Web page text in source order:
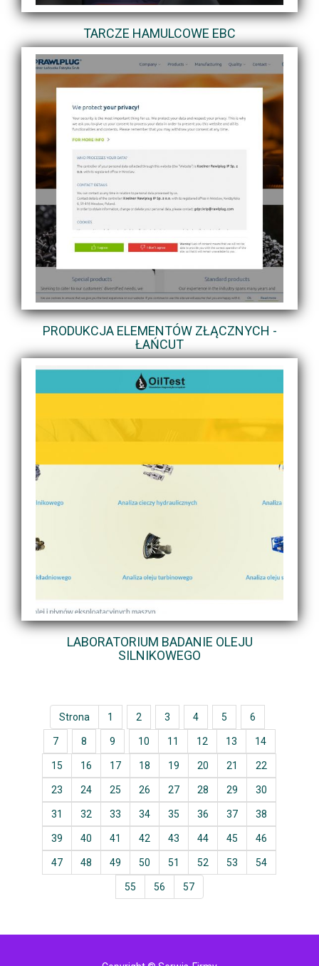
TARCZE HAMULCOWE EBC
PRODUKCJA ELEMENTÓW ZŁĄCZNYCH -
ŁAŃCUT
LABORATORIUM BADANIE OLEJU
SILNIKOWEGO
Strona 1 2 3 4 5 6
7 8 9 10 11 12 13 14
15 16 17 18 19 20 21 22
23 24 25 26 27 28 29 30
31 32 33 34 35 36 37 38
39 40 41 42 43 44 45 46
47 48 49 50 51 52 53 54
55 56 57